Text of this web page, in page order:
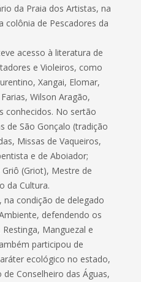
da Praia dos Artistas, na
colônia de Pescadores da
acesso à literatura de
e Violeiros, como
Xangai, Elomar,
Wilson Aragão,
conhecidos. No sertão
de São Gonçalo (tradição
Missas de Vaqueiros,
e de Aboiador;
(Griot), Mestre de
da Cultura.
condição de delegado
defendendo os
Manguezal e
participou de
ecológico no estado,
Conselheiro das Águas,